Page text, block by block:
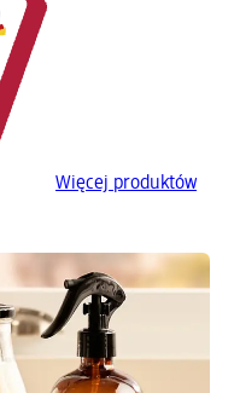
Więcej produktów